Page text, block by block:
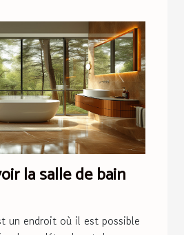
la salle de bain
un endroit où il est possible